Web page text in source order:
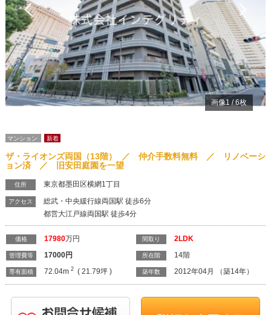
Previous
画像1 /6枚
マンション 新着
ザ・ライオンズ両国（13階） ／ 仲介手数料無料 ／ リノベーシ
ョン済 ／ 旧安田庭園を一望
住所 東京都墨田区横網1丁目
アクセス
総武・中央緩行線両国駅 徒歩6分
都営大江戸線両国駅 徒歩4分
価格 17980万円
管理費等 17000円
専有面積 72.04m2 ( 21.79坪 )
間取り 2LDK
所在階 14階
築年数 2012年04月 （築14年）